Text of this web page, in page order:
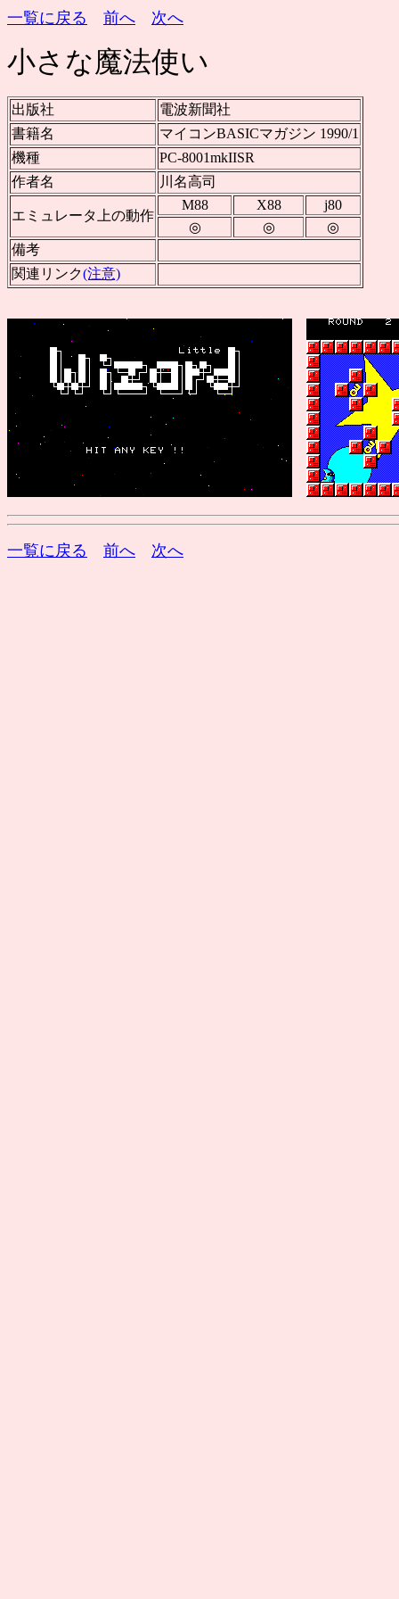
一覧に戻る 前へ 次へ
小さな魔法使い
出版社
電波新聞社
書籍名
マイコンBASICマガジン 1990/1
機種
PC-8001mkIISR
作者名
川名高司
エミュレータ上の動作
M88 X88
j80
◎
◎
◎
備考
関連リンク(注意)
一覧に戻る 前へ 次へ